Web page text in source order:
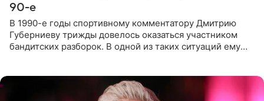
90-е
В 1990-е годы спортивному комментатору Дмитрию
Губерниеву трижды довелось оказаться участником
бандитских разборок. В одной из таких ситуаций ему